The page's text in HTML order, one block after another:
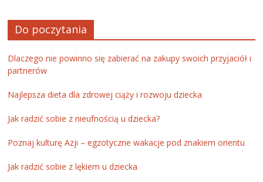
Do poczytania
Dlaczego nie powinno się zabierać na zakupy swoich przyjaciół i
partnerów
Najlepsza dieta dla zdrowej ciąży i rozwoju dziecka
Jak radzić sobie z nieufnością u dziecka?
Poznaj kulturę Azji – egzotyczne wakacje pod znakiem orientu
Jak radzić sobie z lękiem u dziecka